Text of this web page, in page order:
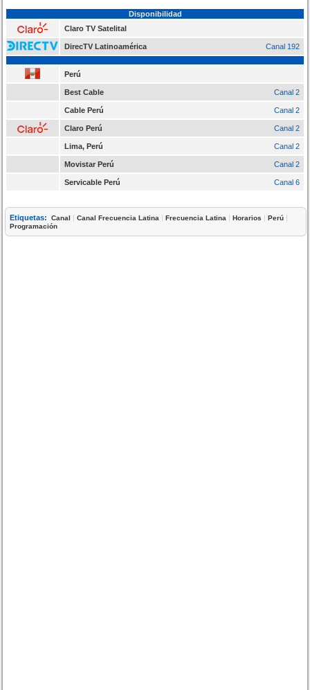
Disponibilidad
Claro TV Satelital
DirecTV Latinoamérica Canal 192
Perú
Best Cable Canal 2
Cable Perú Canal 2
Claro Perú Canal 2
Lima, Perú Canal 2
Movistar Perú Canal 2
Servicable Perú Canal 6
Etiquetas: Canal |Canal Frecuencia Latina |Frecuencia Latina |Horarios |Perú |
Programación